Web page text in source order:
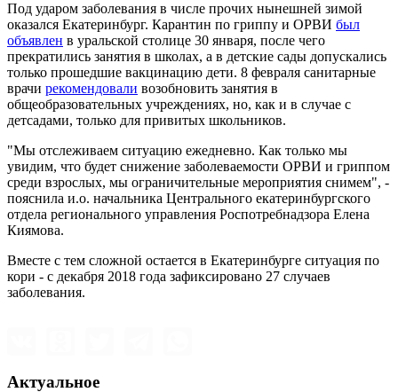
Под ударом заболевания в числе прочих нынешней зимой
оказался Екатеринбург. Карантин по гриппу и ОРВИ был
объявлен в уральской столице 30 января, после чего
прекратились занятия в школах, а в детские сады допускались
только прошедшие вакцинацию дети. 8 февраля санитарные
врачи рекомендовали возобновить занятия в
общеобразовательных учреждениях, но, как и в случае с
детсадами, только для привитых школьников.
"Мы отслеживаем ситуацию ежедневно. Как только мы
увидим, что будет снижение заболеваемости ОРВИ и гриппом
среди взрослых, мы ограничительные мероприятия снимем", -
пояснила и.о. начальника Центрального екатеринбургского
отдела регионального управления Роспотребнадзора Елена
Киямова.
Вместе с тем сложной остается в Екатеринбурге ситуация по
кори - с декабря 2018 года зафиксировано 27 случаев
заболевания.
Актуальное